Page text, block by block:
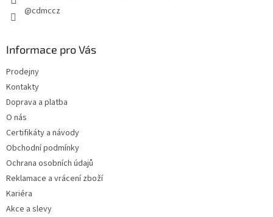
@cdmccz
Informace pro Vás
Prodejny
Kontakty
Doprava a platba
O nás
Certifikáty a návody
Obchodní podmínky
Ochrana osobních údajů
Reklamace a vrácení zboží
Kariéra
Akce a slevy